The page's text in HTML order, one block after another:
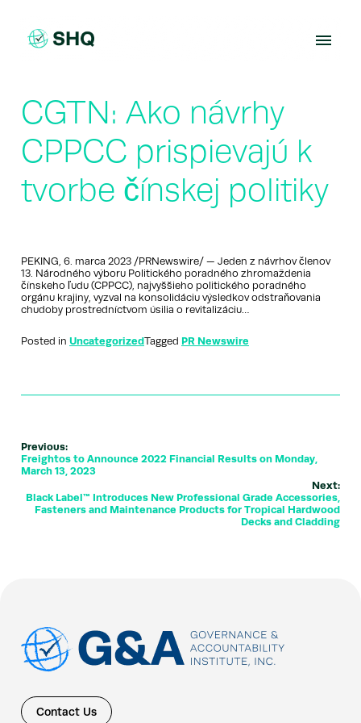
content
CGTN: Ako návrhy
CPPCC prispievajú k
tvorbe čínskej politiky
PEKING, 6. marca 2023 /PRNewswire/ — Jeden z návrhov členov
13. Národného výboru Politického poradného zhromaždenia
čínskeho ľudu (CPPCC), najvyššieho politického poradného
orgánu krajiny, vyzval na konsolidáciu výsledkov odstraňovania
chudoby prostredníctvom úsilia o revitalizáciu…
Posted in UncategorizedTagged PR Newswire
Previous:
Freightos to Announce 2022 Financial Results on Monday,
March 13, 2023
Next:
Black Label™ Introduces New Professional Grade Accessories,
Fasteners and Maintenance Products for Tropical Hardwood
Decks and Cladding
Contact Us